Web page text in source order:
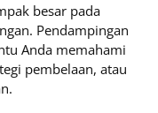
besar pada
Pendampingan
Anda memahami
pembelaan, atau